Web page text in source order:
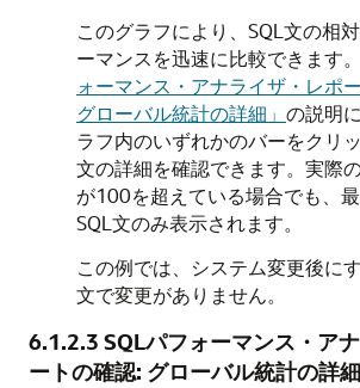
このグラフにより、SQL文の相
ーマンスを迅速に比較できます。
ォーマンス・アナライザ・レポ
グローバル統計の詳細」 の説明
ラフ内のいずれかのバーをクリ
文の詳細を確認できます。実際
が100を超えている場合でも、
SQL文のみ表示されます。
この例では、システム変更後に
文で変更がありません。
6.1.2.3 SQLパフォーマンス・ア
ートの確認: グローバル統計の詳細